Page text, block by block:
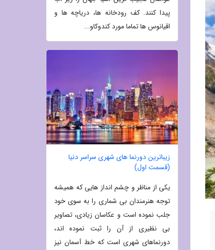
پیدا کنند. کف رودخانه ها، دریاچه ها و
اقیانوس ها تماما مورد کندوکاو...
زیباترین دورنما های شهری سراسر دنیا
(قسمت اول)
یکی از مناظر و چشم انداز هایی که همیشه
توجه هنرمندان بی شماری را به سوی خود
جلب نموده است و عکاسان زیادی، تصاویر
بی نظیری از آن را ثبت نموده اند،
دورنماهای شهری است که خط آسمان نیز